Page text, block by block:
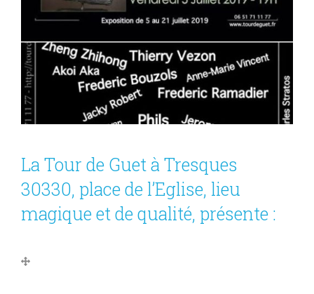
La Tour de Guet à Tresques
30330, place de l’Eglise, lieu
magique et de qualité, présente :